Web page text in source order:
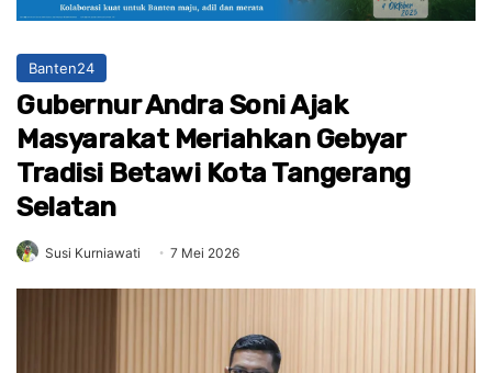
Banten24
Gubernur Andra Soni Ajak
Masyarakat Meriahkan Gebyar
Tradisi Betawi Kota Tangerang
Selatan
Susi Kurniawati 7 Mei 2026